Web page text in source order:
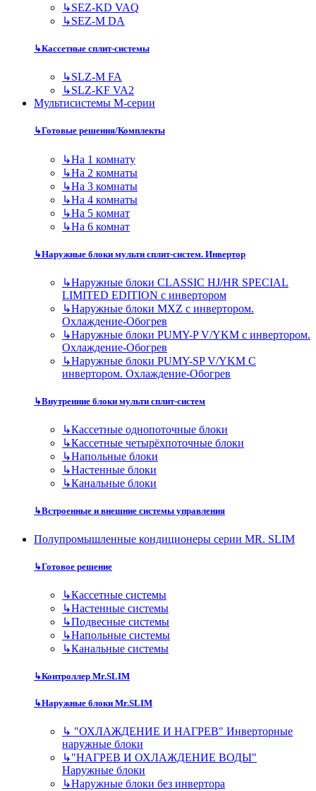
↳SEZ-KD VAQ
↳SEZ-M DA
↳Кассетные сплит-системы
↳SLZ-M FA
↳SLZ-KF VA2
Мультисистемы M-серии
↳Готовые решения/Комплекты
↳На 1 комнату
↳На 2 комнаты
↳На 3 комнаты
↳На 4 комнаты
↳На 5 комнат
↳На 6 комнат
↳Наружные блоки мульти сплит-систем. Инвертор
↳Наружные блоки CLASSIC HJ/HR SPECIAL
LIMITED EDITION с инвертором
↳Наружные блоки MXZ с инвертором.
Охлаждение-Обогрев
↳Наружные блоки PUMY-P V/YKM с инвертором.
Охлаждение-Обогрев
↳Наружные блоки PUMY-SP V/YKM С
инвертором. Охлаждение-Обогрев
↳Внутренние блоки мульти сплит-систем
↳Кассетные однопоточные блоки
↳Кассетные четырёхпоточные блоки
↳Напольные блоки
↳Настенные блоки
↳Канальные блоки
↳Встроенные и внешние системы управления
Полупромышленные кондиционеры серии MR. SLIM
↳Готовое решение
↳Кассетные системы
↳Настенные системы
↳Подвесные системы
↳Напольные системы
↳Канальные системы
↳Контроллер Mr.SLIM
↳Наружные блоки Mr.SLIM
↳ "ОХЛАЖДЕНИЕ И НАГРЕВ" Инверторные
наружные блоки
↳"НАГРЕВ И ОХЛАЖДЕНИЕ ВОДЫ"
Наружные блоки
↳Наружные блоки без инвертора